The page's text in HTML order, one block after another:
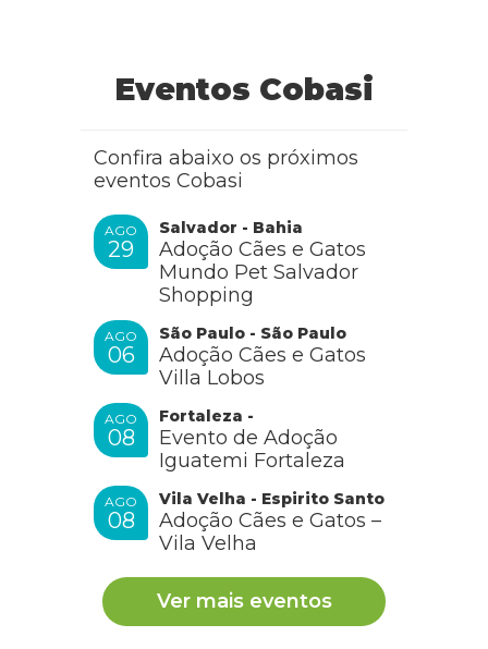
Eventos Cobasi
Confira abaixo os próximos
eventos Cobasi
AGO
29
Salvador - Bahia
Adoção Cães e Gatos
Mundo Pet Salvador
Shopping
AGO
06
São Paulo - São Paulo
Adoção Cães e Gatos
Villa Lobos
AGO
08
Fortaleza -
Evento de Adoção
Iguatemi Fortaleza
AGO
08
Vila Velha - Espirito Santo
Adoção Cães e Gatos –
Vila Velha
Ver mais eventos